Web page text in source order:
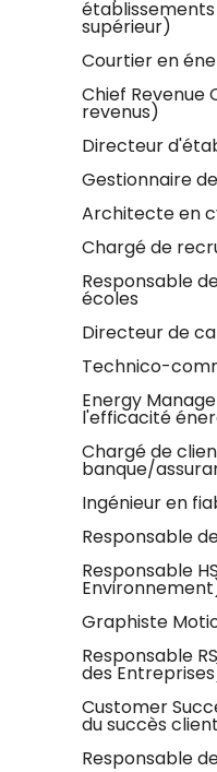
supérieur)
Courtier en
Chief Revenue
revenus)
Directeur
Gestionnaire
Architecte en
Chargé de
Responsable
écoles
Directeur de
Technico-
Energy
l'efficacité
Chargé de
banque/
Ingénieur en
Responsable
Responsable
Graphiste
Responsable
des
Customer
du succès
Responsable